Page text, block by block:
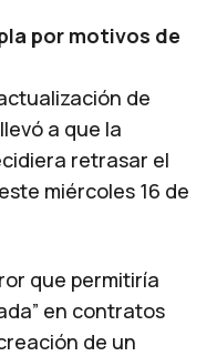
por motivos de
de
a que la
retrasar el
miércoles 16 de
que permitiría
en contratos
de un